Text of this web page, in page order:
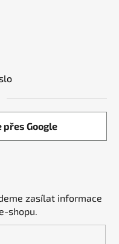
Google
zasílat informace
shopu.